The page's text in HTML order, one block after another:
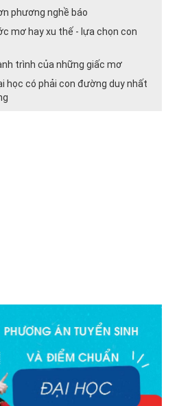
phương nghề báo
mơ hay xu thế - lựa chọn con
trình của những giấc mơ
học có phải con đường duy nhất